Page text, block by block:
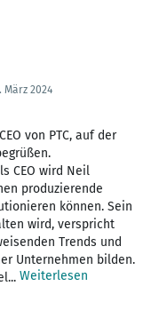
März 2024
von PTC, auf der
CEO wird Neil
produzierende
können. Sein
wird, verspricht
Trends und
Unternehmen bilden.
Weiterlesen